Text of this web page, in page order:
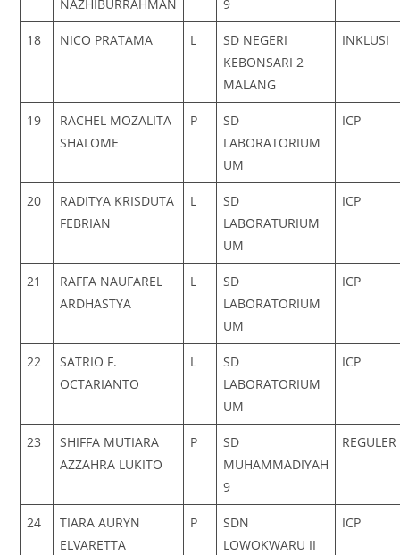
NAZHIBURRAHMAN 9
18 NICO PRATAMA L
SD NEGERI
KEBONSARI 2
MALANG
INKLUSI
19
RACHEL MOZALITA
SHALOME
P
SD
LABORATORIUM
UM
ICP
20
RADITYA KRISDUTA
FEBRIAN
L
SD
LABORATURIUM
UM
ICP
21
RAFFA NAUFAREL
ARDHASTYA
L
SD
LABORATORIUM
UM
ICP
22
SATRIO F.
OCTARIANTO
L
SD
LABORATORIUM
UM
ICP
23
SHIFFA MUTIARA
AZZAHRA LUKITO
P
SD
MUHAMMADIYAH
9
REGULER
24
TIARA AURYN
ELVARETTA
P
SDN
LOWOKWARU II
ICP